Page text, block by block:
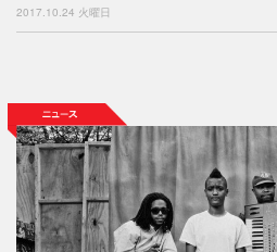
2017.10.24 火曜日